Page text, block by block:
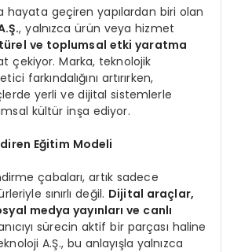
hayata geçiren yapılardan biri olan
, yalnızca ürün veya hizmet
ve toplumsal etki yaratma
çekiyor. Marka, teknolojik
farkındalığını artırırken,
yerli ve dijital sistemlerle
kültür inşa ediyor.
Eğitim Modeli
çabaları, artık sadece
sınırlı değil. Dijital araçlar,
medya yayınları ve canlı
sürecin aktif bir parçası haline
A.Ş., bu anlayışla yalnızca